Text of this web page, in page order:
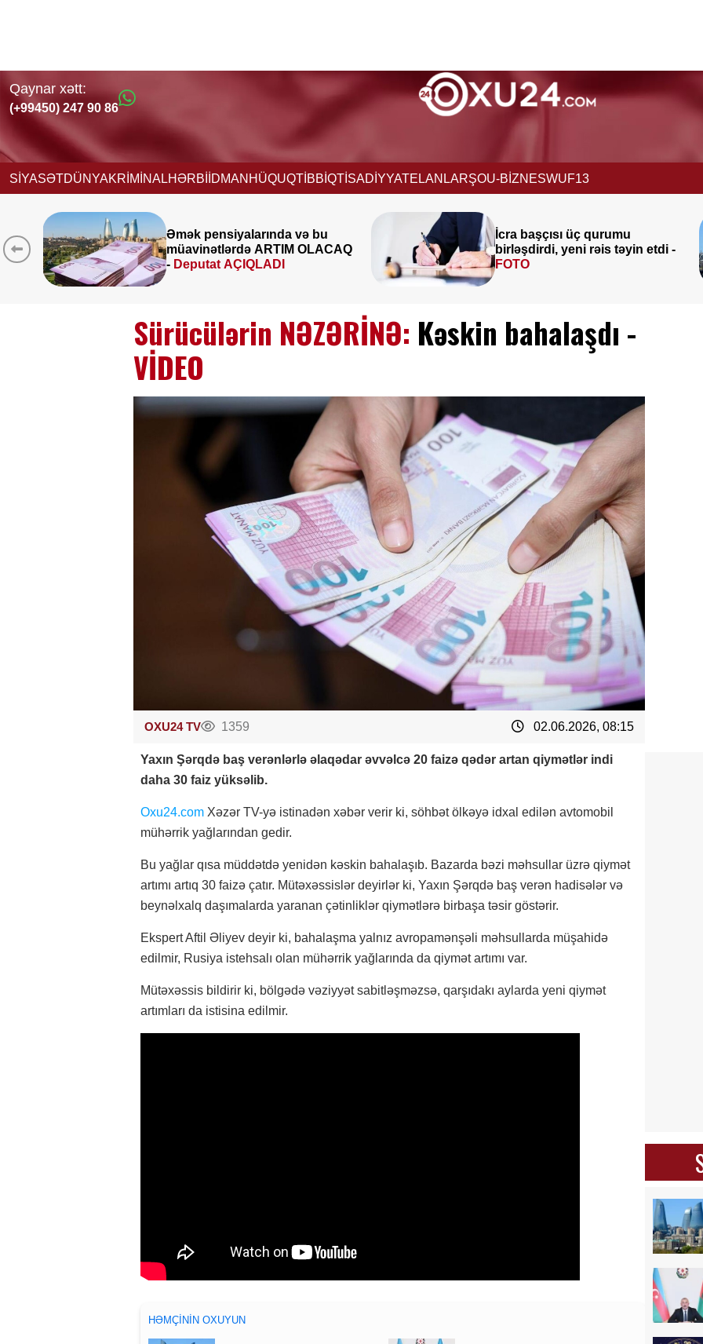
Qaynar xətt:
(+99450) 247 90 86
SİYASƏTDÜNYAKRİMİNAL HƏRBİİDMANHÜQUQTİBBİQTİSADİYYATELANLARŞOU-BİZNESWUF13
bu
İcra başçısı üç qurumu
birləşdirdi, yeni rəis təyin etdi -
FOTO
Qaydalar TƏSDİQLƏNDİ:
sentyabr 2026-cı il tarixindən
qüvvəyə minəcək
Sürücülərin NƏZƏRİNƏ: Kəskin bahalaşdı -
VİDEO
OXU24 TV 1359 02.06.2026, 08:15
Yaxın Şərqdə baş verənlərlə əlaqədar əvvəlcə 20 faizə qədər artan qiymətlər indi
daha 30 faiz yüksəlib.
Oxu24.com Xəzər TV-yə istinadən xəbər verir ki, söhbət ölkəyə idxal edilən avtomobil
mühərrik yağlarından gedir.
Bu yağlar qısa müddətdə yenidən kəskin bahalaşıb. Bazarda bəzi məhsullar üzrə qiymət
artımı artıq 30 faizə çatır. Mütəxəssislər deyirlər ki, Yaxın Şərqdə baş verən hadisələr və
beynəlxalq daşımalarda yaranan çətinliklər qiymətlərə birbaşa təsir göstərir.
Ekspert Aftil Əliyev deyir ki, bahalaşma yalnız avropamənşəli məhsullarda müşahidə
edilmir, Rusiya istehsalı olan mühərrik yağlarında da qiymət artımı var.
Mütəxəssis bildirir ki, bölgədə vəziyyət sabitləşməzsə, qarşıdakı aylarda yeni qiymət
artımları da istisina edilmir.
HƏMÇININ OXUYUN